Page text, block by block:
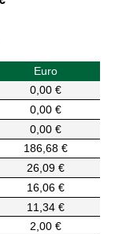
Euro
0,00 €
0,00 €
0,00 €
186,68 €
26,09 €
16,06 €
11,34 €
2,00 €